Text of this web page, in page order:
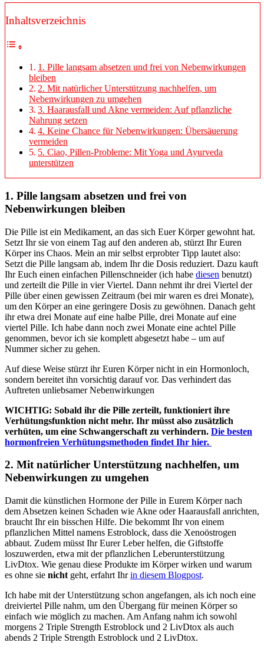
Inhaltsverzeichnis
1. Pille langsam absetzen und frei von Nebenwirkungen
bleiben
2. Mit natürlicher Unterstützung nachhelfen, um
Nebenwirkungen zu umgehen
3. Haarausfall und Akne vermeiden: Auf pflanzliche
Nahrung setzen
4. Keine Chance für Nebenwirkungen: Übersäuerung
vermeiden
5. Ciao, Pillen-Probleme: Mit Yoga und Ayurveda
unterstützen
1. Pille langsam absetzen und frei von
Nebenwirkungen bleiben
Die Pille ist ein Medikament, an das sich Euer Körper gewohnt hat.
Setzt Ihr sie von einem Tag auf den anderen ab, stürzt Ihr Euren
Körper ins Chaos. Mein an mir selbst erprobter Tipp lautet also:
Setzt die Pille langsam ab, indem Ihr die Dosis reduziert. Dazu kauft
Ihr Euch einen einfachen Pillenschneider (ich habe diesen benutzt)
und zerteilt die Pille in vier Viertel. Dann nehmt ihr drei Viertel der
Pille über einen gewissen Zeitraum (bei mir waren es drei Monate),
um den Körper an eine geringere Dosis zu gewöhnen. Danach geht
ihr etwa drei Monate auf eine halbe Pille, drei Monate auf eine
viertel Pille. Ich habe dann noch zwei Monate eine achtel Pille
genommen, bevor ich sie komplett abgesetzt habe – um auf
Nummer sicher zu gehen.
Auf diese Weise stürzt ihr Euren Körper nicht in ein Hormonloch,
sondern bereitet ihn vorsichtig darauf vor. Das verhindert das
Auftreten unliebsamer Nebenwirkungen
WICHTIG: Sobald ihr die Pille zerteilt, funktioniert ihre
Verhütungsfunktion nicht mehr. Ihr müsst also zusätzlich
verhüten, um eine Schwangerschaft zu verhindern. Die besten
hormonfreien Verhütungsmethoden findet Ihr hier.
2. Mit natürlicher Unterstützung nachhelfen, um
Nebenwirkungen zu umgehen
Damit die künstlichen Hormone der Pille in Eurem Körper nach
dem Absetzen keinen Schaden wie Akne oder Haarausfall anrichten,
braucht Ihr ein bisschen Hilfe. Die bekommt Ihr von einem
pflanzlichen Mittel namens Estroblock, dass die Xenoöstrogen
abbaut. Zudem müsst Ihr Eurer Leber helfen, die Giftstoffe
loszuwerden, etwa mit der pflanzlichen Leberunterstützung
LivDtox. Wie genau diese Produkte im Körper wirken und warum
es ohne sie nicht geht, erfahrt Ihrin diesem Blogpost.
Ich habe mit der Unterstützung schon angefangen, als ich noch eine
dreiviertel Pille nahm, um den Übergang für meinen Körper so
einfach wie möglich zu machen. Am Anfang nahm ich sowohl
morgens 2 Triple Strength Estroblock und 2 LivDtox als auch
abends 2 Triple Strength Estroblock und 2 LivDtox.